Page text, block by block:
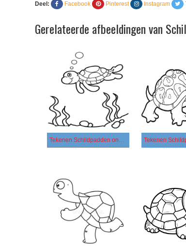
Deel: Facebook Pinterest Instagram
Gerelateerde afbeeldingen van
Tekenen Schildpadden onder de zee